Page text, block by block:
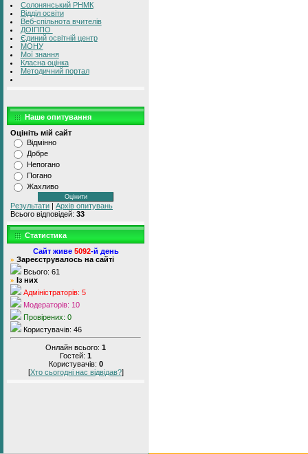
Солонянський РНМК
Відділ освіти
Веб-спільнота вчителів
ДОІППО
Єдиний освітній центр
МОНУ
Мої знання
Класна оцінка
Методичний портал
Наше опитування
Оцініть мій сайт
Відмінно
Добре
Непогано
Погано
Жахливо
Результати | Архів опитувань
Всього відповідей: 33
Статистика
Сайт живе 5092-й день
» Зареєструвалось на сайті
Всього: 61
» Із них
Адміністраторів: 5
Модераторів: 10
Провірених: 0
Користувачів: 46
Онлайн всього: 1
Гостей: 1
Користувачів: 0
[Хто сьогодні нас відвідав?]